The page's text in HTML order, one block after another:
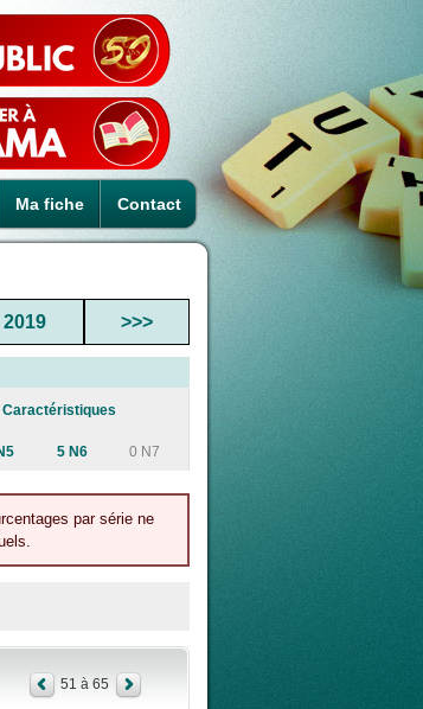
Ma fiche Contact
2019 >>>
Caractéristiques
5 N6 0 N7
par série ne
51 à 65